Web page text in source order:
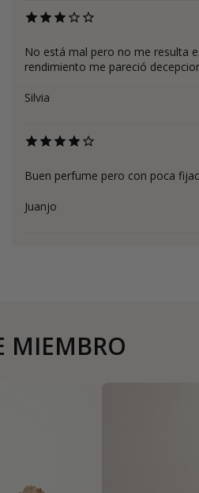
No está mal pero no me resulta
rendimiento me pareció
Silvia
Buen perfume pero con poca
Juanjo
MIEMBRO